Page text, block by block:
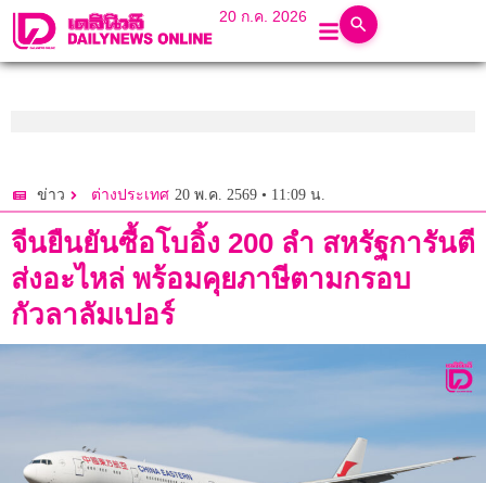
20 ก.ค. 2026
ข่าว ต่างประเทศ 20 พ.ค. 2569 • 11:09 น.
จีนยืนยันซื้อโบอิ้ง 200 ลำ สหรัฐการันตี
ส่งอะไหล่ พร้อมคุยภาษีตามกรอบ
กัวลาลัมเปอร์